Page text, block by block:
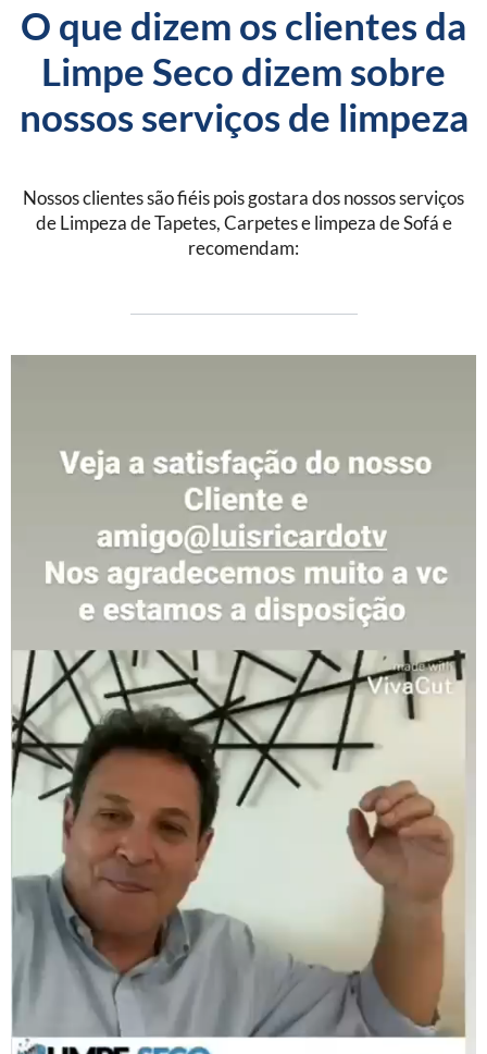
O que dizem os clientes da
Limpe Seco dizem sobre
nossos serviços de limpeza
Nossos clientes são fiéis pois gostara dos nossos serviços
de Limpeza de Tapetes, Carpetes e limpeza de Sofá e
recomendam: